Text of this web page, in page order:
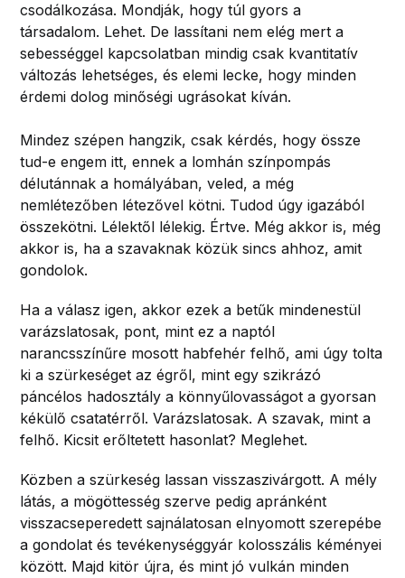
csodálkozása. Mondják, hogy túl gyors a
társadalom. Lehet. De lassítani nem elég mert a
sebességgel kapcsolatban mindig csak kvantitatív
változás lehetséges, és elemi lecke, hogy minden
érdemi dolog minőségi ugrásokat kíván.
Mindez szépen hangzik, csak kérdés, hogy össze
tud-e engem itt, ennek a lomhán színpompás
délutánnak a homályában, veled, a még
nemlétezőben létezővel kötni. Tudod úgy igazából
összekötni. Lélektől lélekig. Értve. Még akkor is, még
akkor is, ha a szavaknak közük sincs ahhoz, amit
gondolok.
Ha a válasz igen, akkor ezek a betűk mindenestül
varázslatosak, pont, mint ez a naptól
narancsszínűre mosott habfehér felhő, ami úgy tolta
ki a szürkeséget az égről, mint egy szikrázó
páncélos hadosztály a könnyűlovasságot a gyorsan
kékülő csatatérről. Varázslatosak. A szavak, mint a
felhő. Kicsit erőltetett hasonlat? Meglehet.
Közben a szürkeség lassan visszaszivárgott. A mély
látás, a mögöttesség szerve pedig apránként
visszacseperedett sajnálatosan elnyomott szerepébe
a gondolat és tevékenységgyár kolosszális kéményei
között. Majd kitör újra, és mint jó vulkán minden